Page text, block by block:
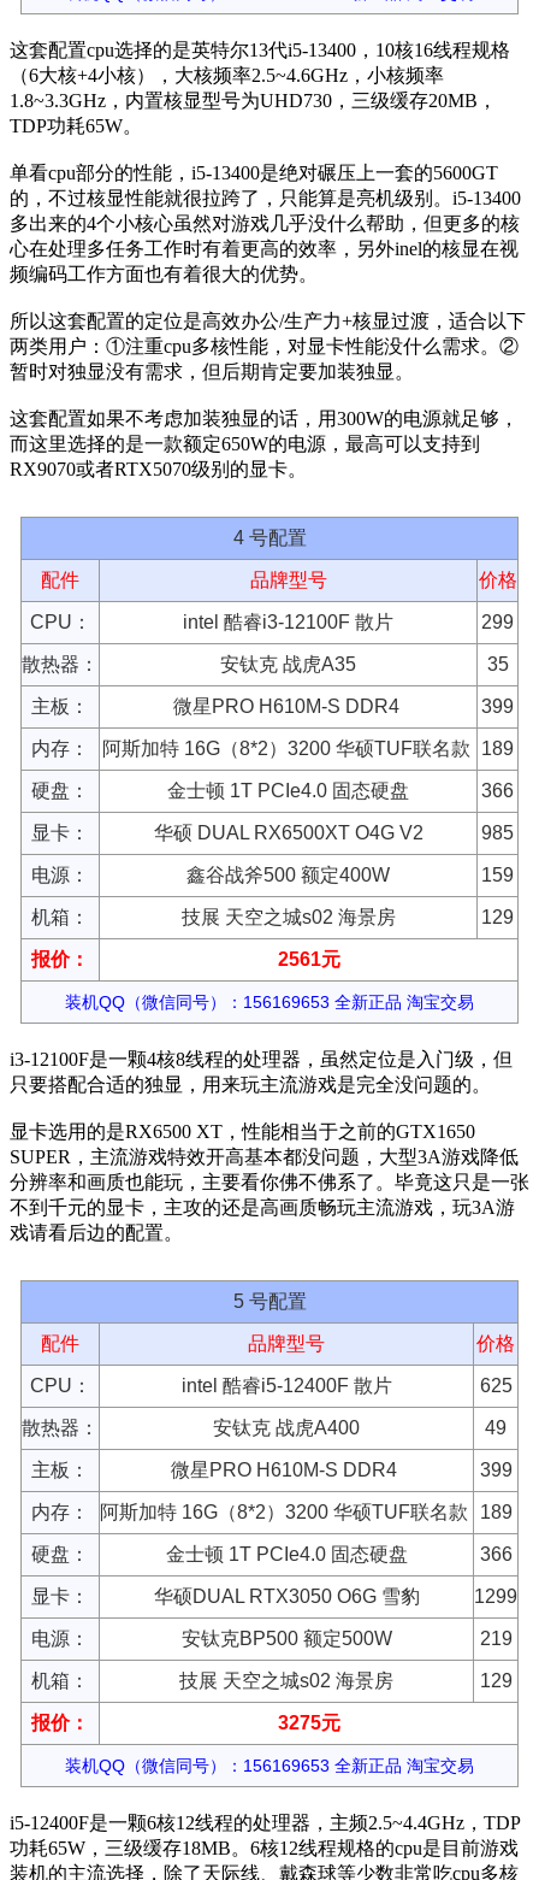
这套配置cpu选择的是英特尔13代i5-13400，10核16线程规格
（6大核+4小核），大核频率2.5~4.6GHz，小核频率
1.8~3.3GHz，内置核显型号为UHD730，三级缓存20MB，
TDP功耗65W。
单看cpu部分的性能，i5-13400是绝对碾压上一套的5600GT
的，不过核显性能就很拉跨了，只能算是亮机级别。i5-13400
多出来的4个小核心虽然对游戏几乎没什么帮助，但更多的核
心在处理多任务工作时有着更高的效率，另外inel的核显在视
频编码工作方面也有着很大的优势。
所以这套配置的定位是高效办公/生产力+核显过渡，适合以下
两类用户：①注重cpu多核性能，对显卡性能没什么需求。②
暂时对独显没有需求，但后期肯定要加装独显。
这套配置如果不考虑加装独显的话，用300W的电源就足够，
而这里选择的是一款额定650W的电源，最高可以支持到
RX9070或者RTX5070级别的显卡。
4 号配置
配件 品牌型号 价格
CPU： intel 酷睿i3-12100F 散片 299
散热器： 安钛克 战虎A35 35
主板： 微星PRO H610M-S DDR4 399
内存： 阿斯加特 16G（8*2）3200 华硕TUF联名款 189
硬盘： 金士顿 1T PCIe4.0 固态硬盘 366
显卡： 华硕 DUAL RX6500XT O4G V2 985
电源： 鑫谷战斧500 额定400W 159
机箱： 技展 天空之城s02 海景房 129
报价： 2561元
装机QQ（微信同号）：156169653 全新正品 淘宝交易
i3-12100F是一颗4核8线程的处理器，虽然定位是入门级，但
只要搭配合适的独显，用来玩主流游戏是完全没问题的。
显卡选用的是RX6500 XT，性能相当于之前的GTX1650
SUPER，主流游戏特效开高基本都没问题，大型3A游戏降低
分辨率和画质也能玩，主要看你佛不佛系了。毕竟这只是一张
不到千元的显卡，主攻的还是高画质畅玩主流游戏，玩3A游
戏请看后边的配置。
5 号配置
配件 品牌型号 价格
CPU： intel 酷睿i5-12400F 散片 625
散热器： 安钛克 战虎A400 49
主板： 微星PRO H610M-S DDR4 399
内存： 阿斯加特 16G（8*2）3200 华硕TUF联名款 189
硬盘： 金士顿 1T PCIe4.0 固态硬盘 366
显卡： 华硕DUAL RTX3050 O6G 雪豹 1299
电源： 安钛克BP500 额定500W 219
机箱： 技展 天空之城s02 海景房 129
报价： 3275元
装机QQ（微信同号）：156169653 全新正品 淘宝交易
i5-12400F是一颗6核12线程的处理器，主频2.5~4.4GHz，TDP
功耗65W，三级缓存18MB。6核12线程规格的cpu是目前游戏